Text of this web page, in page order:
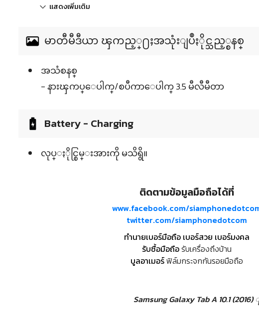
แสดงเพิ่มเติม
မာတီမီဒီယာ ၾကည့္႐ႈအသုံးျပဳႏိုင္သည့္စနစ္
အသံစနစ္
- နားၾကပ္ေပါက္/စပီကာေပါက္ 3.5 မီလီမီတာ
Battery - Charging
လုပ္ႏိုင္စြမ္းအားကို မသိရွိ။
ติดตามข้อมูลมือถือได้ที่
www.facebook.com/
twitter.com/siamphonedotcom
ทำนายเบอร์มือถือ เบอร์สวย เบอร์มงคล
รับซื้อมือถือรับเครื่องถึงบ้าน
บูลอาเมอร์ฟิล์มกระจกกันรอยมือถือ
Samsung Galaxy Tab A 10.1